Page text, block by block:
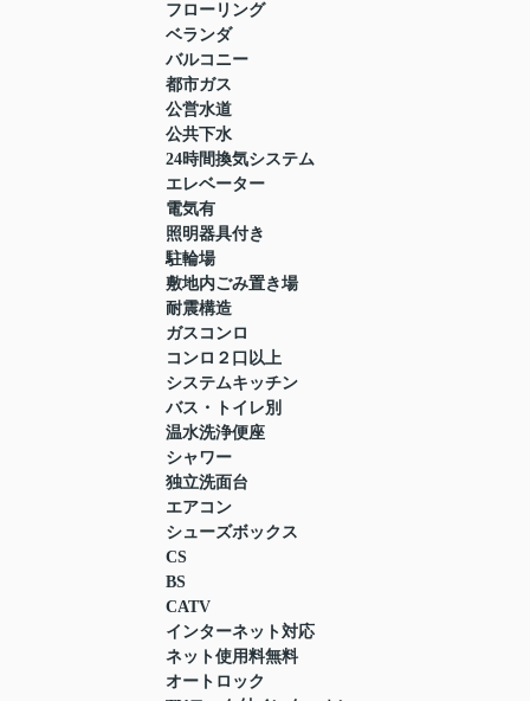
フローリング
ベランダ
バルコニー
都市ガス
公営水道
公共下水
24時間換気システム
エレベーター
電気有
照明器具付き
駐輪場
敷地内ごみ置き場
耐震構造
ガスコンロ
コンロ２口以上
システムキッチン
バス・トイレ別
温水洗浄便座
シャワー
独立洗面台
エアコン
シューズボックス
CS
BS
CATV
インターネット対応
ネット使用料無料
オートロック